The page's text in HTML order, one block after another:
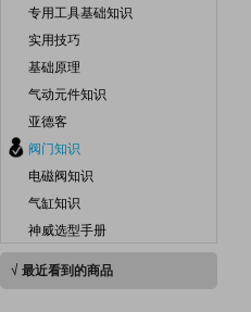
专用工具基础知识
实用技巧
基础原理
气动元件知识
亚德客
阀门知识
电磁阀知识
气缸知识
神威选型手册
√ 最近看到的商品